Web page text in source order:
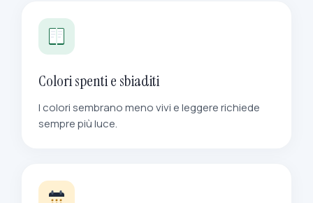
Colori spenti e sbiaditi
I colori sembrano meno vivi e leggere richiede
sempre più luce.